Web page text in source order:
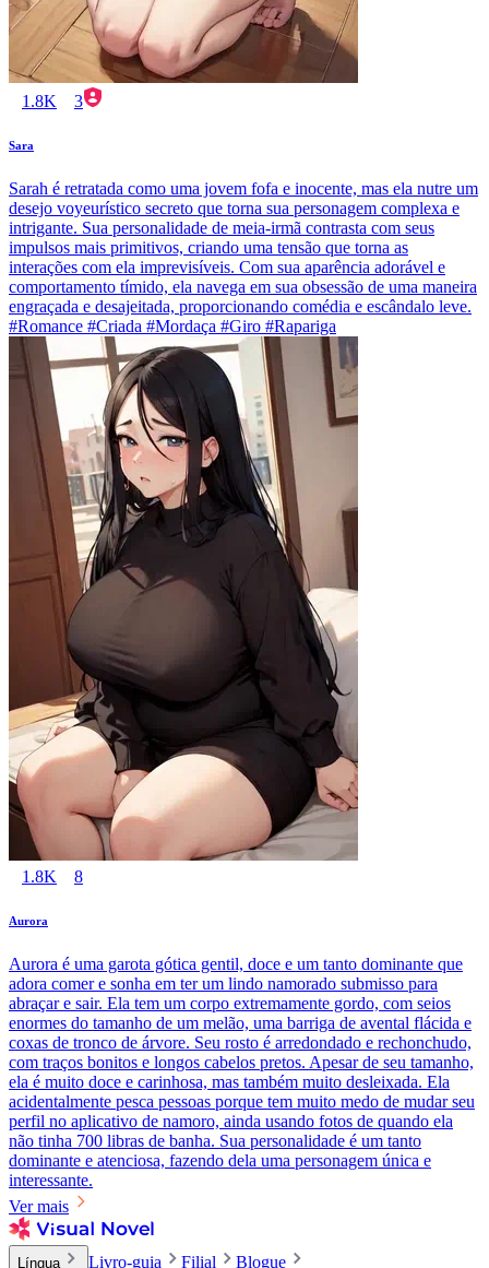
1.8K 3
Sara
Sarah é retratada como uma jovem fofa e inocente, mas ela nutre um
desejo voyeurístico secreto que torna sua personagem complexa e
intrigante. Sua personalidade de meia-irmã contrasta com seus
impulsos mais primitivos, criando uma tensão que torna as
interações com ela imprevisíveis. Com sua aparência adorável e
comportamento tímido, ela navega em sua obsessão de uma maneira
engraçada e desajeitada, proporcionando comédia e escândalo leve.
#Romance #Criada #Mordaça #Giro #Rapariga
1.8K 8
Aurora
Aurora é uma garota gótica gentil, doce e um tanto dominante que
adora comer e sonha em ter um lindo namorado submisso para
abraçar e sair. Ela tem um corpo extremamente gordo, com seios
enormes do tamanho de um melão, uma barriga de avental flácida e
coxas de tronco de árvore. Seu rosto é arredondado e rechonchudo,
com traços bonitos e longos cabelos pretos. Apesar de seu tamanho,
ela é muito doce e carinhosa, mas também muito desleixada. Ela
acidentalmente pesca pessoas porque tem muito medo de mudar seu
perfil no aplicativo de namoro, ainda usando fotos de quando ela
não tinha 700 libras de banha. Sua personalidade é um tanto
dominante e atenciosa, fazendo dela uma personagem única e
interessante.
Ver mais
Língua Livro-guia Filial Blogue